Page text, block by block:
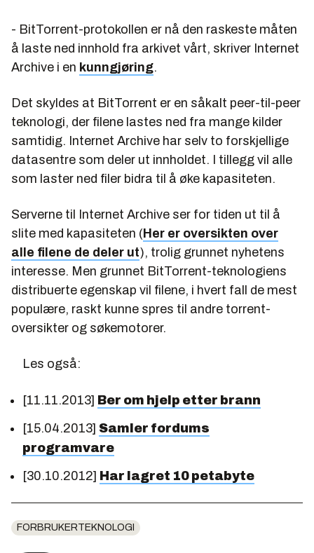
- BitTorrent-protokollen er nå den raskeste måten
å laste ned innhold fra arkivet vårt, skriver Internet
Archive i en kunngjøring.
Det skyldes at BitTorrent er en såkalt peer-til-peer
teknologi, der filene lastes ned fra mange kilder
samtidig. Internet Archive har selv to forskjellige
datasentre som deler ut innholdet. I tillegg vil alle
som laster ned filer bidra til å øke kapasiteten.
Serverne til Internet Archive ser for tiden ut til å
slite med kapasiteten ( Her er oversikten over
alle filene de deler ut), trolig grunnet nyhetens
interesse. Men grunnet BitTorrent-teknologiens
distribuerte egenskap vil filene, i hvert fall de mest
populære, raskt kunne spres til andre torrent-
oversikter og søkemotorer.
Les også:
[11.11.2013] Ber om hjelp etter brann
[15.04.2013] Samler fordums
programvare
[30.10.2012] Har lagret 10 petabyte
FORBRUKERTEKNOLOGI